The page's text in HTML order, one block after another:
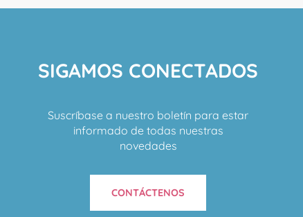
SIGAMOS CONECTADOS
Suscríbase a nuestro boletín para estar
informado de todas nuestras
novedades
CONTÁCTENOS